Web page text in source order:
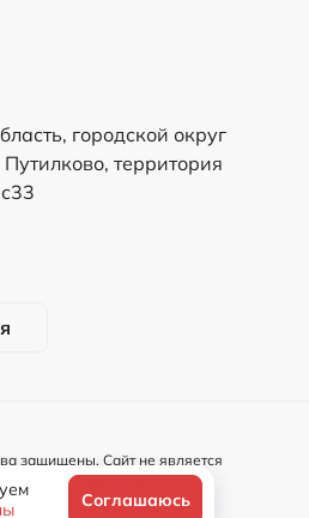
городской округ
территория
защищены. Сайт не является
характер.
Соглашаюсь